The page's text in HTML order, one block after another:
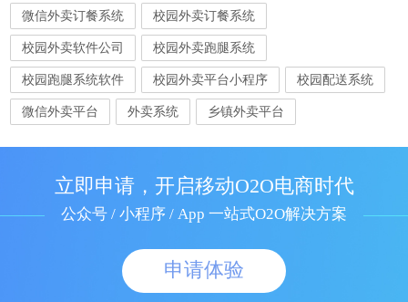
微信外卖订餐系统 校园外卖订餐系统
校园外卖软件公司 校园外卖跑腿系统
校园跑腿系统软件 校园外卖平台小程序 校园配送系统
微信外卖平台 外卖系统 乡镇外卖平台
立即申请，开启移动O2O电商时代
公众号 / 小程序 / App 一站式O2O解决方案
申请体验